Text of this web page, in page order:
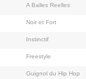
A Balles Reelles
Noir et Fort
Instinctif
Freestyle
Guignol du Hip Hop